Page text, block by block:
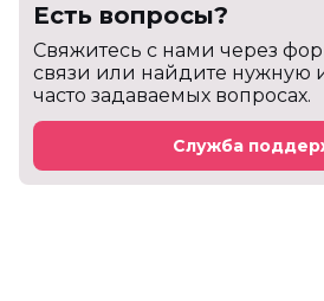
Есть вопросы?
Cвяжитесь с нами через
связи или найдите
часто задаваемых вопросах.
Служба